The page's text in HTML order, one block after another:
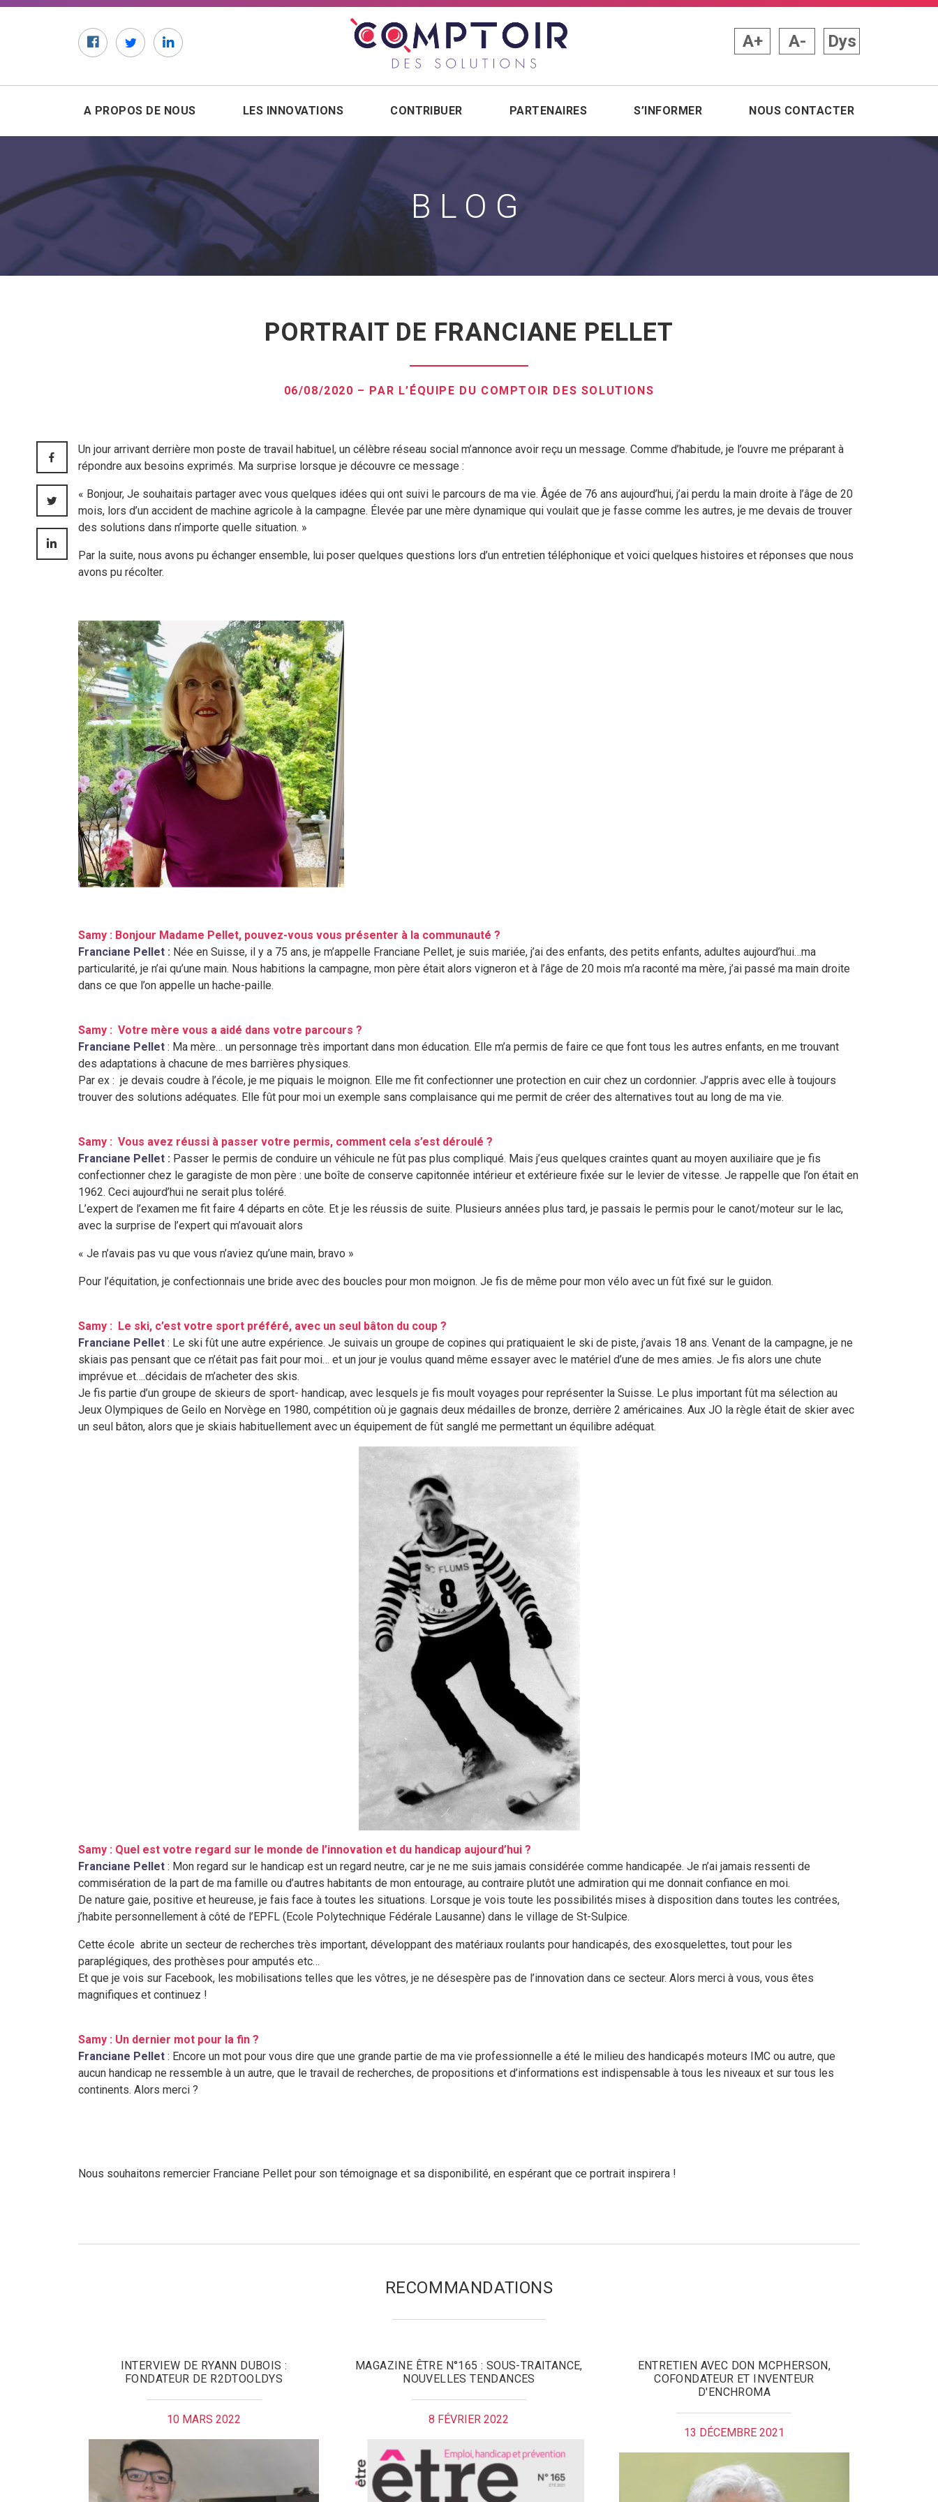
FacebookTwitterLinkedIn
A+ A- Dys
A PROPOS DE NOUS LES INNOVATIONS CONTRIBUER PARTENAIRES S’INFORMER NOUS CONTACTER
BLOG
PORTRAIT DE FRANCIANE PELLET
06/08/2020 – PAR L’ÉQUIPE DU COMPTOIR DES SOLUTIONS
FACEBOOK
TWITTER
Un jour arrivant derrière mon poste de travail habituel, un célèbre réseau social m’annonce avoir reçu un message. Comme d’habitude, je l’ouvre me préparant à
répondre aux besoins exprimés. Ma surprise lorsque je découvre ce message :
« Bonjour, Je souhaitais partager avec vous quelques idées qui ont suivi le parcours de ma vie. Âgée de 76 ans aujourd’hui, j’ai perdu la main droite à l’âge de 20
mois, lors d’un accident de machine agricole à la campagne. Élevée par une mère dynamique qui voulait que je fasse comme les autres, je me devais de trouver
des solutions dans n’importe quelle situation. »
Par la suite, nous avons pu échanger ensemble, lui poser quelques questions lors d’un entretien téléphonique et voici quelques histoires et réponses que nous
avons pu récolter.
Samy : Bonjour Madame Pellet, pouvez-vous vous présenter à la communauté ?
Franciane Pellet : Née en Suisse, il y a 75 ans, je m’appelle Franciane Pellet, je suis mariée, j’ai des enfants, des petits enfants, adultes aujourd’hui…ma
particularité, je n’ai qu’une main. Nous habitions la campagne, mon père était alors vigneron et à l’âge de 20 mois m’a raconté ma mère, j’ai passé ma main droite
dans ce que l’on appelle un hache-paille.
Samy : Votre mère vous a aidé dans votre parcours ?
Franciane Pellet : Ma mère… un personnage très important dans mon éducation. Elle m’a permis de faire ce que font tous les autres enfants, en me trouvant
des adaptations à chacune de mes barrières physiques.
Par ex : je devais coudre à l’école, je me piquais le moignon. Elle me fit confectionner une protection en cuir chez un cordonnier. J’appris avec elle à toujours
trouver des solutions adéquates. Elle fût pour moi un exemple sans complaisance qui me permit de créer des alternatives tout au long de ma vie.
Samy : Vous avez réussi à passer votre permis, comment cela s’est déroulé ?
Franciane Pellet : Passer le permis de conduire un véhicule ne fût pas plus compliqué. Mais j’eus quelques craintes quant au moyen auxiliaire que je fis
confectionner chez le garagiste de mon père : une boîte de conserve capitonnée intérieur et extérieure fixée sur le levier de vitesse. Je rappelle que l’on était en
1962. Ceci aujourd’hui ne serait plus toléré.
L’expert de l’examen me fit faire 4 départs en côte. Et je les réussis de suite. Plusieurs années plus tard, je passais le permis pour le canot/moteur sur le lac,
avec la surprise de l’expert qui m’avouait alors
« Je n’avais pas vu que vous n’aviez qu’une main, bravo »
Pour l’équitation, je confectionnais une bride avec des boucles pour mon moignon. Je fis de même pour mon vélo avec un fût fixé sur le guidon.
Samy : Le ski, c’est votre sport préféré, avec un seul bâton du coup ?
Franciane Pellet : Le ski fût une autre expérience. Je suivais un groupe de copines qui pratiquaient le ski de piste, j’avais 18 ans. Venant de la campagne, je ne
skiais pas pensant que ce n’était pas fait pour moi… et un jour je voulus quand même essayer avec le matériel d’une de mes amies. Je fis alors une chute
imprévue et….décidais de m’acheter des skis.
Je fis partie d’un groupe de skieurs de sport- handicap, avec lesquels je fis moult voyages pour représenter la Suisse. Le plus important fût ma sélection au
Jeux Olympiques de Geilo en Norvège en 1980, compétition où je gagnais deux médailles de bronze, derrière 2 américaines. Aux JO la règle était de skier avec
un seul bâton, alors que je skiais habituellement avec un équipement de fût sanglé me permettant un équilibre adéquat.
Samy : Quel est votre regard sur le monde de l’innovation et du handicap aujourd’hui ?
Franciane Pellet : Mon regard sur le handicap est un regard neutre, car je ne me suis jamais considérée comme handicapée. Je n’ai jamais ressenti de
commisération de la part de ma famille ou d’autres habitants de mon entourage, au contraire plutôt une admiration qui me donnait confiance en moi.
De nature gaie, positive et heureuse, je fais face à toutes les situations. Lorsque je vois toute les possibilités mises à disposition dans toutes les contrées,
j’habite personnellement à côté de l’EPFL (Ecole Polytechnique Fédérale Lausanne) dans le village de St-Sulpice.
Cette école abrite un secteur de recherches très important, développant des matériaux roulants pour handicapés, des exosquelettes, tout pour les
paraplégiques, des prothèses pour amputés etc…
Et que je vois sur Facebook, les mobilisations telles que les vôtres, je ne désespère pas de l’innovation dans ce secteur. Alors merci à vous, vous êtes
magnifiques et continuez !
Samy : Un dernier mot pour la fin ?
Franciane Pellet : Encore un mot pour vous dire que une grande partie de ma vie professionnelle a été le milieu des handicapés moteurs IMC ou autre, que
aucun handicap ne ressemble à un autre, que le travail de recherches, de propositions et d’informations est indispensable à tous les niveaux et sur tous les
continents. Alors merci ?
Nous souhaitons remercier Franciane Pellet pour son témoignage et sa disponibilité, en espérant que ce portrait inspirera !
RECOMMANDATIONS
INTERVIEW DE RYANN DUBOIS :
FONDATEUR DE R2DTOOLDYS
10 MARS 2022
MAGAZINE ÊTRE N°165 : SOUS-TRAITANCE,
NOUVELLES TENDANCES
8 FÉVRIER 2022
ENTRETIEN AVEC DON MCPHERSON,
COFONDATEUR ET INVENTEUR
D'ENCHROMA
13 DÉCEMBRE 2021